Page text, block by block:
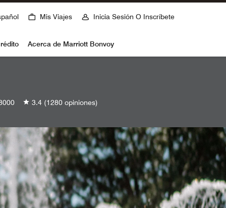
Mis Viajes Inicia Sesión O Inscríbete
Acerca de Marriott Bonvoy
3.4 (1280 opiniones)